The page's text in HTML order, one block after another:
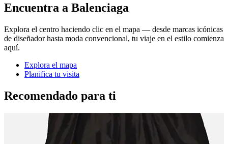
Encuentra a Balenciaga
Explora el centro haciendo clic en el mapa — desde marcas icónicas
de diseñador hasta moda convencional, tu viaje en el estilo comienza
aquí.
Explora el mapa
Planifica tu visita
Recomendado para ti